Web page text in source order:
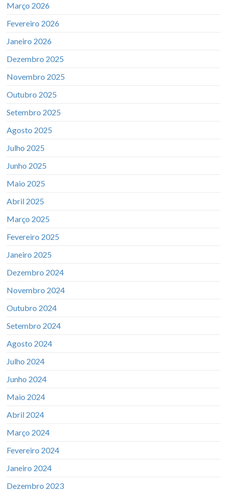
Março 2026
Fevereiro 2026
Janeiro 2026
Dezembro 2025
Novembro 2025
Outubro 2025
Setembro 2025
Agosto 2025
Julho 2025
Junho 2025
Maio 2025
Abril 2025
Março 2025
Fevereiro 2025
Janeiro 2025
Dezembro 2024
Novembro 2024
Outubro 2024
Setembro 2024
Agosto 2024
Julho 2024
Junho 2024
Maio 2024
Abril 2024
Março 2024
Fevereiro 2024
Janeiro 2024
Dezembro 2023